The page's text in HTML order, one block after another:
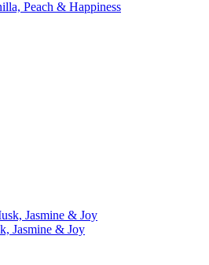
Peach & Happiness
Jasmine & Joy